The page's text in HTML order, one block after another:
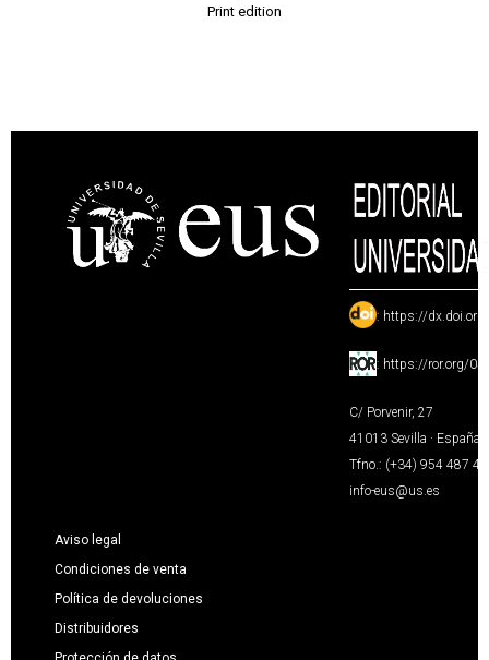
Print edition
: https://
: https://ror.org/
C/ Porvenir, 27
41013 Sevilla · España
Tfno.: (+34) 954 487
info-eus@us.es
Aviso legal
Condiciones de venta
Política de devoluciones
Distribuidores